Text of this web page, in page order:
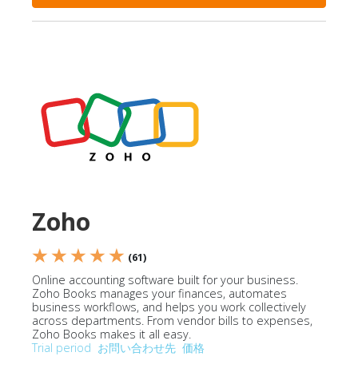
Zoho
★ ★ ★ ★ ★ (61)
Online accounting software built for your business.
Zoho Books manages your finances, automates
business workflows, and helps you work collectively
across departments. From vendor bills to expenses,
Zoho Books makes it all easy.
Trial period お問い合わせ先 価格